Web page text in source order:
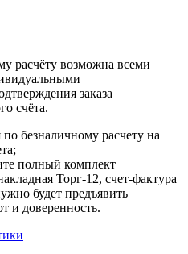
расчёту возможна всеми
заказа
счёта.
безналичному расчету на
полный комплект
Торг-12, счет-фактура
будет предъявить
и доверенность.